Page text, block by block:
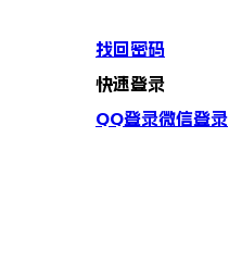
找回密码
快速登录
QQ登录微信登录